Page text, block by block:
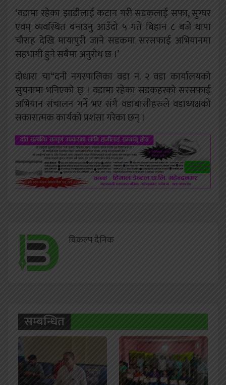
‘वडामा रहेका झाडीलाई कटान गरी सडकलाई सफा, सुग्घर
एवम् व्यवस्थित बनाउनु आउँदो ५ गते बिहान ८ बजे थापा
चौराह देखि मायापुरी जाने सडकमा सरसफाई अभियानमा
सहभागी हुने सबैमा अनुरोध छ ।’
दोधारा चा“दनी नगरपालिका वडा नं. २ वडा कार्यालयको
सुचनामा भनिएको छ् । वडामा रहेका सडकहरको सरसफाई
अभियान संचालन गर्ने भए संगै वडाबासीहरुले वडाध्यक्षको
सकारात्मक कार्यको प्रशंसा गरेका छन् ।
विकल्प दैनिक
सम्बन्धित